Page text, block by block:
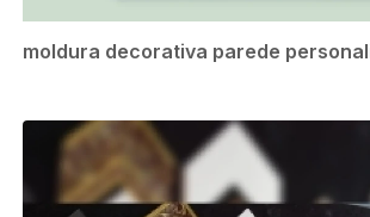
moldura decorativa parede